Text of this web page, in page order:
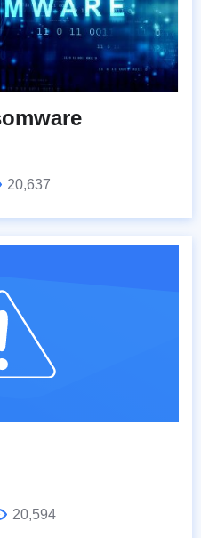
20,637
20,594